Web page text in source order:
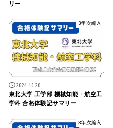
リー
3年次編入
2024.10.20
東北大学 工学部 機械知能・航空工
学科 合格体験記サマリー
3年次編入